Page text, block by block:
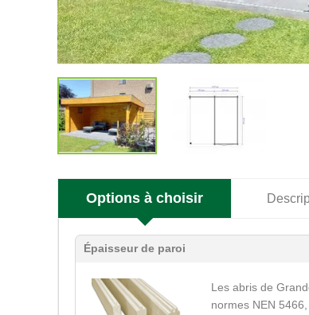
Options à choisir
Épaisseur de paroi
Les abris de
normes NEN